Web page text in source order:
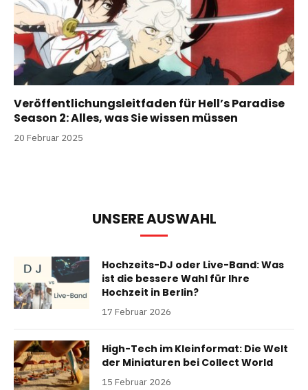
Veröffentlichungsleitfaden für Hell’s Paradise
Season 2: Alles, was Sie wissen müssen
20 Februar 2025
UNSERE AUSWAHL
Hochzeits-DJ oder Live-Band: Was
ist die bessere Wahl für Ihre
Hochzeit in Berlin?
17 Februar 2026
High-Tech im Kleinformat: Die Welt
der Miniaturen bei Collect World
15 Februar 2026